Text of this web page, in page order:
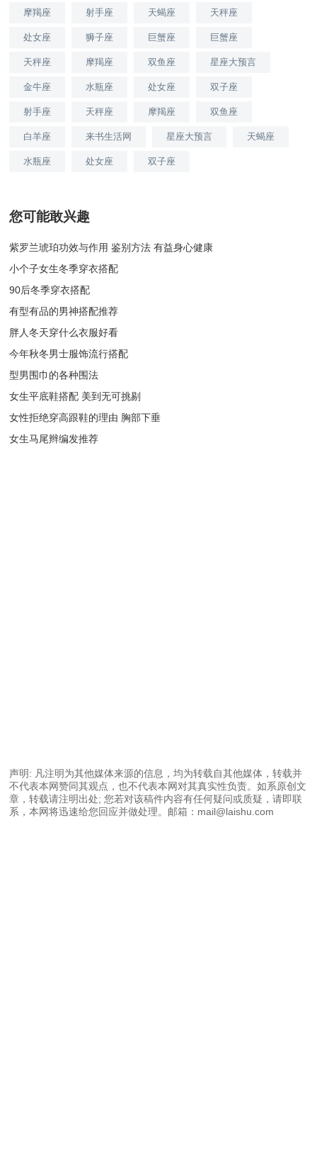
摩羯座 射手座 天蝎座 天秤座
处女座 狮子座 巨蟹座 巨蟹座
天秤座 摩羯座 双鱼座 星座大预言
金牛座 水瓶座 处女座 双子座
射手座 天秤座 摩羯座 双鱼座
白羊座 来书生活网 星座大预言 天蝎座
水瓶座 处女座 双子座
您可能敢兴趣
紫罗兰琥珀功效与作用 鉴别方法 有益身心健康
小个子女生冬季穿衣搭配
90后冬季穿衣搭配
有型有品的男神搭配推荐
胖人冬天穿什么衣服好看
今年秋冬男士服饰流行搭配
型男围巾的各种围法
女生平底鞋搭配 美到无可挑剔
女性拒绝穿高跟鞋的理由 胸部下垂
女生马尾辫编发推荐
声明: 凡注明为其他媒体来源的信息，均为转载自其他媒体，转载并
不代表本网赞同其观点，也不代表本网对其真实性负责。如系原创文
章，转载请注明出处; 您若对该稿件内容有任何疑问或质疑，请即联
系，本网将迅速给您回应并做处理。邮箱：mail@laishu.com